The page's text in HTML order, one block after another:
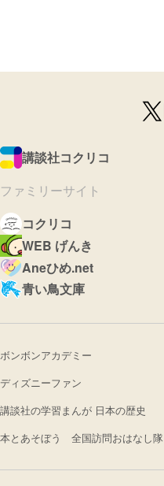
講談社コクリコ
ファミリーサイト
コクリコ
WEB げんき
Aneひめ.net
青い鳥文庫
ボンボンアカデミー
ディズニーファン
講談社の学習まんが 日本の歴史
本とあそぼう 全国訪問おはなし隊